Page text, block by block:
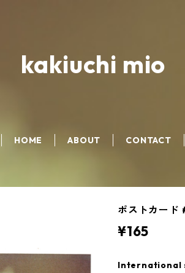
kakiuchi mio
HOME ABOUT CONTACT
ポストカード
¥165
International